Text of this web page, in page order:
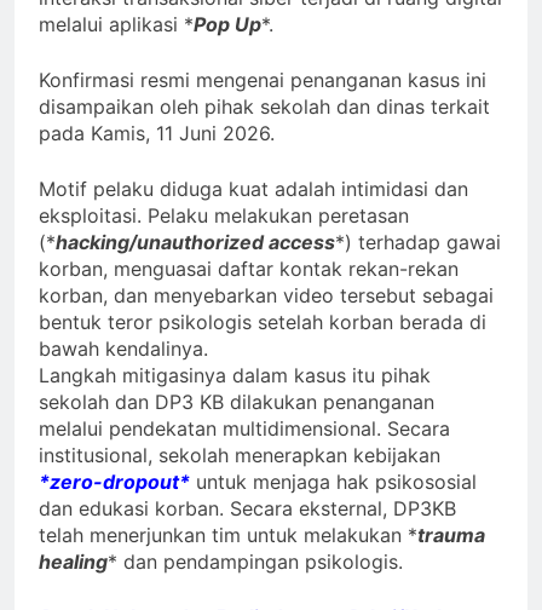
melalui aplikasi *Pop Up*.
Konfirmasi resmi mengenai penanganan kasus ini
disampaikan oleh pihak sekolah dan dinas terkait
pada Kamis, 11 Juni 2026.
Motif pelaku diduga kuat adalah intimidasi dan
eksploitasi. Pelaku melakukan peretasan
(*hacking/unauthorized access*) terhadap gawai
korban, menguasai daftar kontak rekan-rekan
korban, dan menyebarkan video tersebut sebagai
bentuk teror psikologis setelah korban berada di
bawah kendalinya.
Langkah mitigasinya dalam kasus itu pihak
sekolah dan DP3 KB dilakukan penanganan
melalui pendekatan multidimensional. Secara
institusional, sekolah menerapkan kebijakan
*zero-dropout* untuk menjaga hak psikososial
dan edukasi korban. Secara eksternal, DP3KB
telah menerjunkan tim untuk melakukan *trauma
healing* dan pendampingan psikologis.